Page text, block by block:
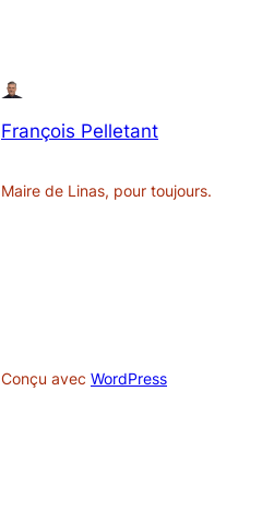
François Pelletant
Maire de Linas, pour toujours.
Conçu avec WordPress